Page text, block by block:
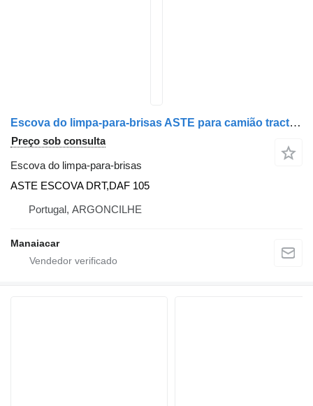
Escova do limpa-para-brisas ASTE para camião tractor DAF XF 105 | 05
Preço sob consulta
Escova do limpa-para-brisas
ASTE ESCOVA DRT,DAF 105
Portugal, ARGONCILHE
Manaiacar